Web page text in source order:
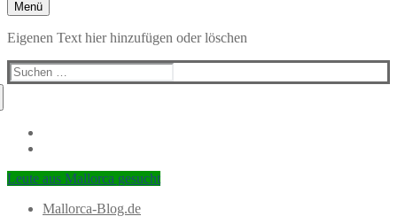
Menü
Eigenen Text hier hinzufügen oder löschen
Suchen
nach:
Leute aus Mallorca gesucht
Mallorca-Blog.de